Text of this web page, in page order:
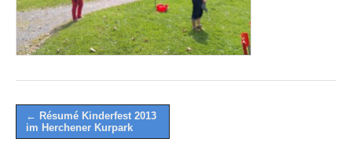
Post
navigation
← Résumé Kinderfest 2013
im Herchener Kurpark